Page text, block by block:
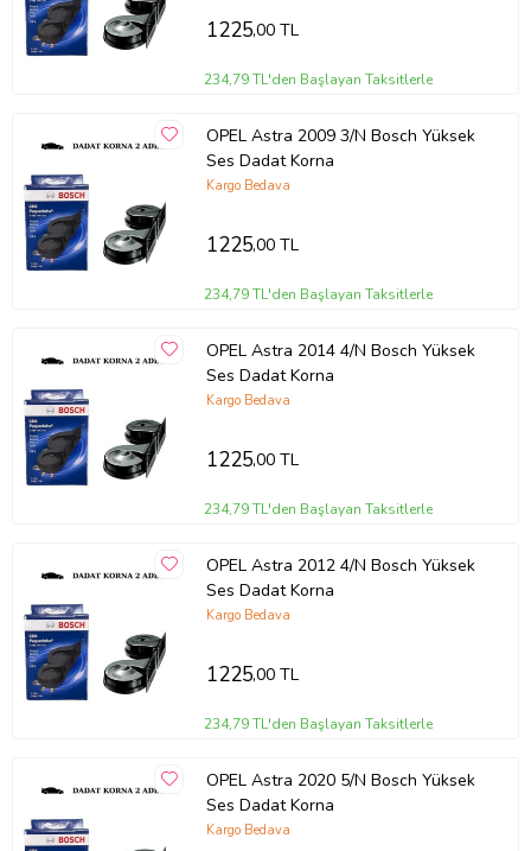
1225,00 TL
234,79 TL'den Başlayan Taksitlerle
OPEL Astra 2009 3/N Bosch Yüksek
Ses Dadat Korna
Kargo Bedava
1225,00 TL
234,79 TL'den Başlayan Taksitlerle
OPEL Astra 2014 4/N Bosch Yüksek
Ses Dadat Korna
Kargo Bedava
1225,00 TL
234,79 TL'den Başlayan Taksitlerle
OPEL Astra 2012 4/N Bosch Yüksek
Ses Dadat Korna
Kargo Bedava
1225,00 TL
234,79 TL'den Başlayan Taksitlerle
OPEL Astra 2020 5/N Bosch Yüksek
Ses Dadat Korna
Kargo Bedava